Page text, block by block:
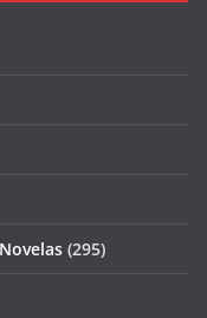
(295)